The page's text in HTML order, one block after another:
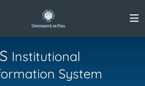
Institutional
System